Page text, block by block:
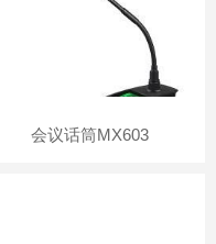
会议话筒MX603